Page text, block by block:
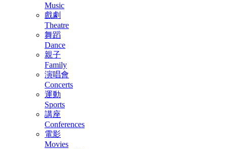
Music
戲劇
Theatre
舞蹈
Dance
親子
Family
演唱會
Concerts
運動
Sports
講座
Conferences
電影
Movies